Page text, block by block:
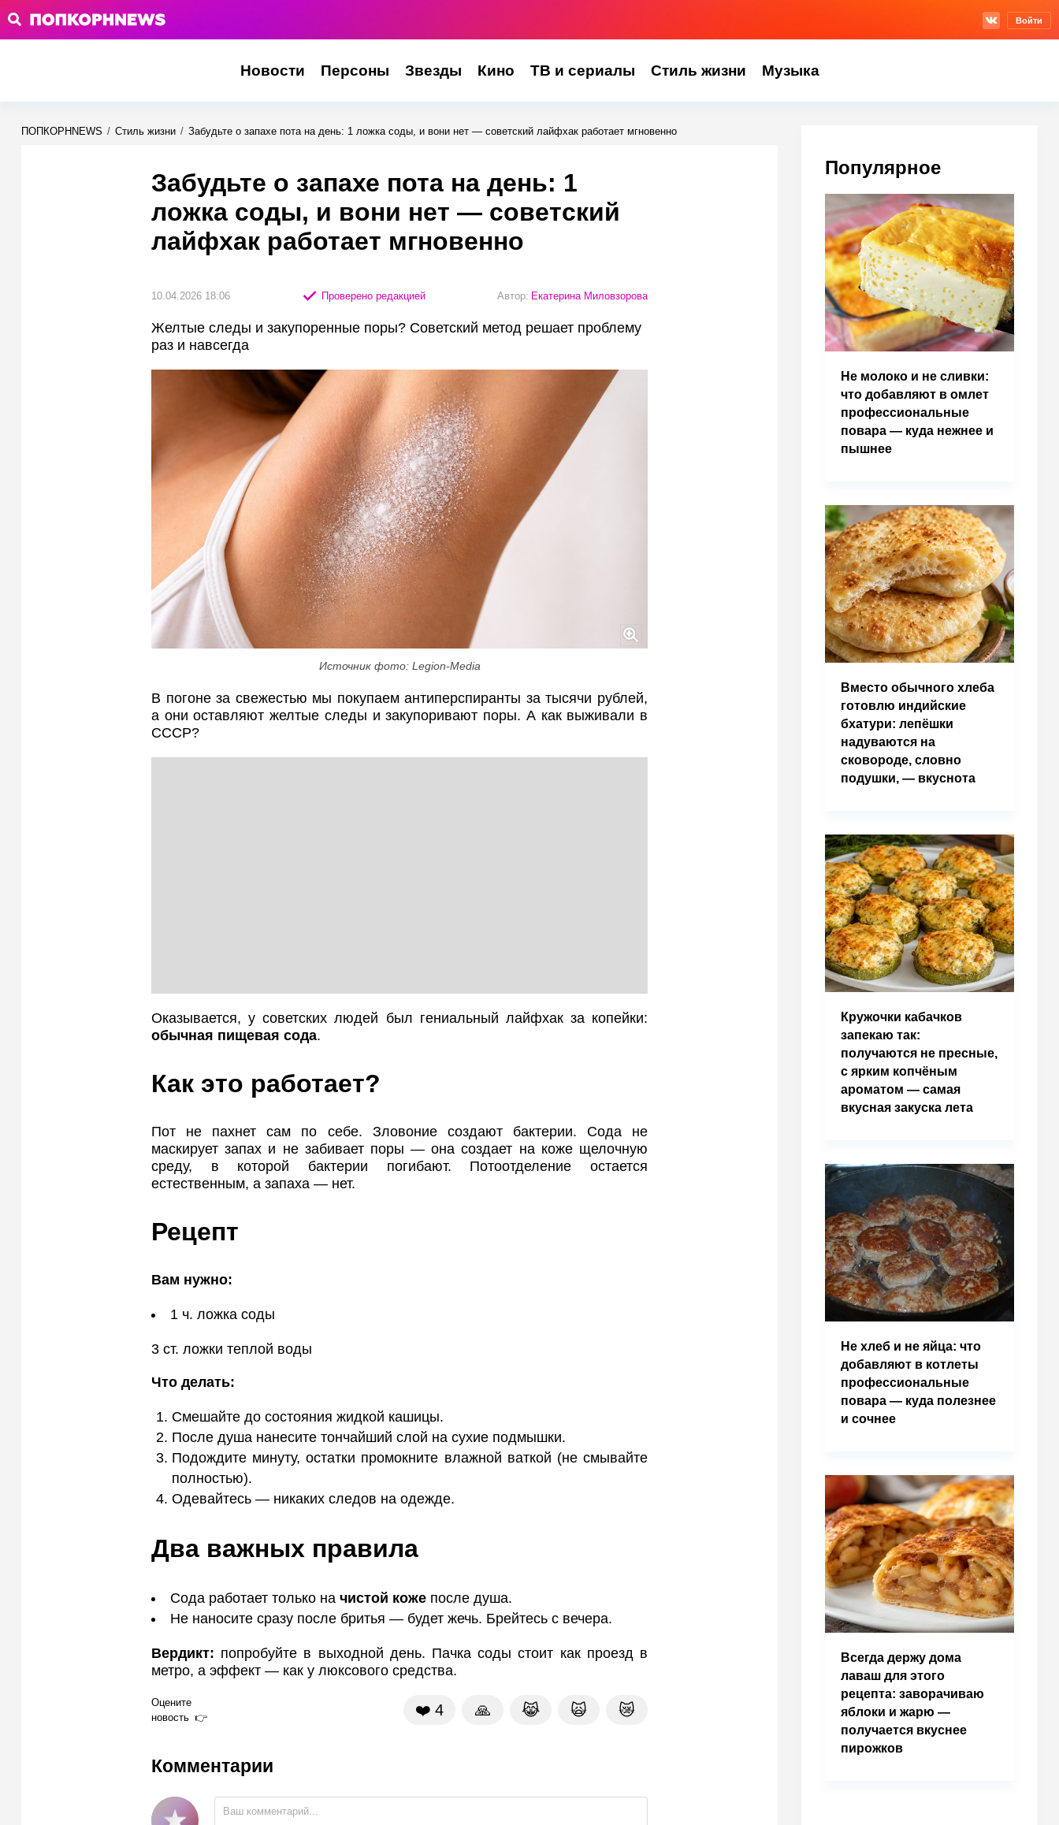
Войти
Новости Персоны Звезды Кино ТВ и сериалы Стиль жизни Музыка
ПОПКОРНNEWS / Стиль жизни / Забудьте о запахе пота на день: 1 ложка соды, и вони нет — советский лайфхак работает мгновенно
Забудьте о запахе пота на день: 1
ложка соды, и вони нет — советский
лайфхак работает мгновенно
10.04.2026 18:06 Проверено редакцией Автор: Екатерина Миловзорова
Желтые следы и закупоренные поры? Советский метод решает проблему
раз и навсегда
Источник фото: Legion-Media
В погоне за свежестью мы покупаем антиперспиранты за тысячи рублей,
а они оставляют желтые следы и закупоривают поры. А как выживали в
СССР?
Оказывается, у советских людей был гениальный лайфхак за копейки:
обычная пищевая сода.
Как это работает?
Пот не пахнет сам по себе. Зловоние создают бактерии. Сода не
маскирует запах и не забивает поры — она создает на коже щелочную
среду, в которой бактерии погибают. Потоотделение остается
естественным, а запаха — нет.
Рецепт
Вам нужно:
1 ч. ложка соды
3 ст. ложки теплой воды
Что делать:
Смешайте до состояния жидкой кашицы.
После душа нанесите тончайший слой на сухие подмышки.
Подождите минуту, остатки промокните влажной ваткой (не смывайте
полностью).
Одевайтесь — никаких следов на одежде.
Два важных правила
Сода работает только на чистой коже после душа.
Не наносите сразу после бритья — будет жечь. Брейтесь с вечера.
Вердикт: попробуйте в выходной день. Пачка соды стоит как проезд в
метро, а эффект — как у люксового средства.
Оцените
новость
❤️ 4 🙏 😹 🙀 😿
Комментарии
Популярное
Не молоко и не сливки:
что добавляют в омлет
профессиональные
повара — куда нежнее и
пышнее
Вместо обычного хлеба
готовлю индийские
бхатури: лепёшки
надуваются на
сковороде, словно
подушки, — вкуснота
Кружочки кабачков
запекаю так:
получаются не пресные,
с ярким копчёным
ароматом — самая
вкусная закуска лета
Не хлеб и не яйца: что
добавляют в котлеты
профессиональные
повара — куда полезнее
и сочнее
Всегда держу дома
лаваш для этого
рецепта: заворачиваю
яблоки и жарю —
получается вкуснее
пирожков